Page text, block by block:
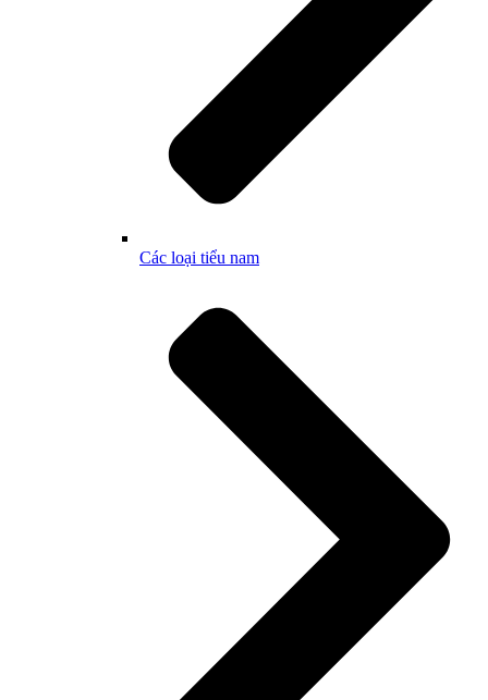
Các loại tiểu nam